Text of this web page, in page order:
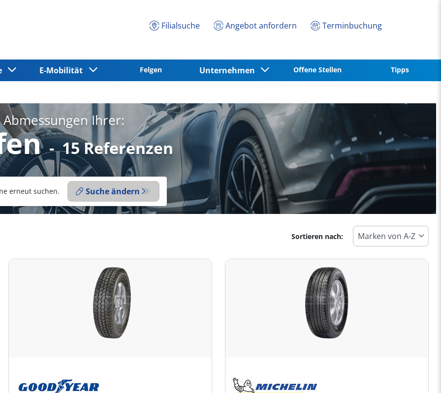
Filialsuche Angebot anfordern Terminbuchung
E-Mobilität Felgen Unternehmen Offene Stellen Tipps
Ihrer:
- 15 Referenzen
erneut suchen. Suche ändern
Sortieren nach: